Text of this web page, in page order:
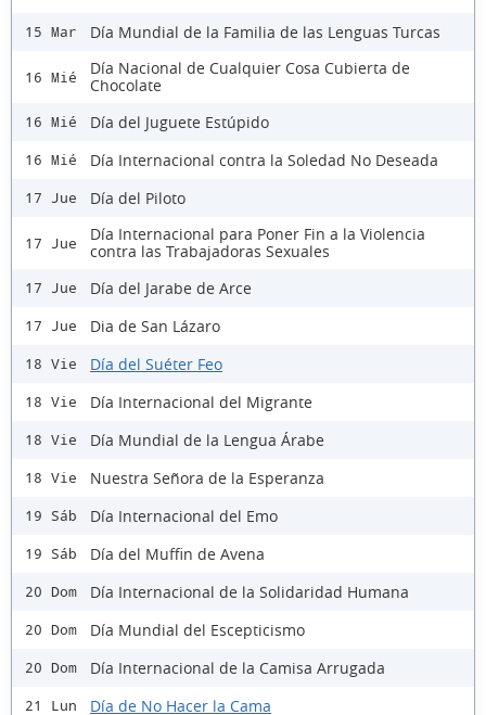
15 Mar Día Mundial de la Familia de las Lenguas Turcas
16 Mié
Día Nacional de Cualquier Cosa Cubierta de
Chocolate
16 Mié Día del Juguete Estúpido
16 Mié Día Internacional contra la Soledad No Deseada
17 Jue Día del Piloto
17 Jue
Día Internacional para Poner Fin a la Violencia
contra las Trabajadoras Sexuales
17 Jue Día del Jarabe de Arce
17 Jue Dia de San Lázaro
18 Vie Día del Suéter Feo
18 Vie Día Internacional del Migrante
18 Vie Día Mundial de la Lengua Árabe
18 Vie Nuestra Señora de la Esperanza
19 Sáb Día Internacional del Emo
19 Sáb Día del Muffin de Avena
20 Dom Día Internacional de la Solidaridad Humana
20 Dom Día Mundial del Escepticismo
20 Dom Día Internacional de la Camisa Arrugada
21 Lun Día de No Hacer la Cama